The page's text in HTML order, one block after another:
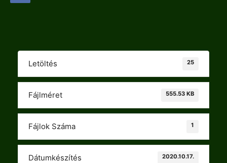
Letöltés 25
Fájlméret 555.53 KB
Fájlok Száma 1
Dátumkészítés 2020.10.17.